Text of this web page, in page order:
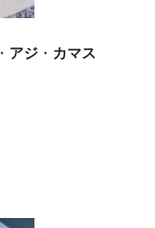
・ アジ ・ カマス